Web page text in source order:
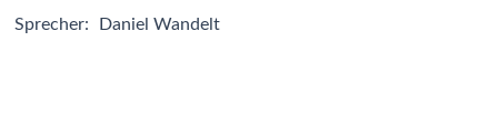
Sprecher:
Daniel Wandelt